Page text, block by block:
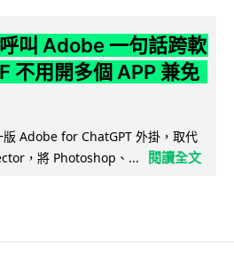
叫 Adobe 一句話跨軟
不用開多個 APP 兼免
Adobe for ChatGPT 外掛，取代
，將 Photoshop、...
閱讀全文